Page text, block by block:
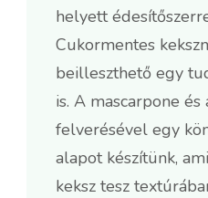
helyett
Cukormentes
beilleszthető egy
is. A mascarpone és
felverésével egy
alapot készítünk,
keksz tesz